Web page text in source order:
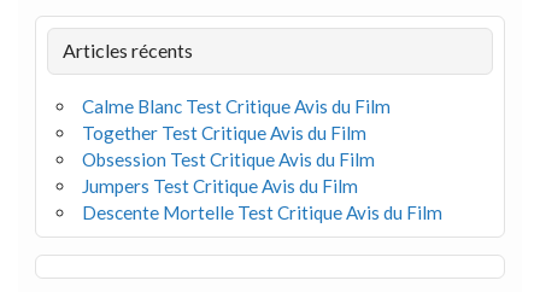
Articles récents
Calme Blanc Test Critique Avis du Film
Together Test Critique Avis du Film
Obsession Test Critique Avis du Film
Jumpers Test Critique Avis du Film
Descente Mortelle Test Critique Avis du Film